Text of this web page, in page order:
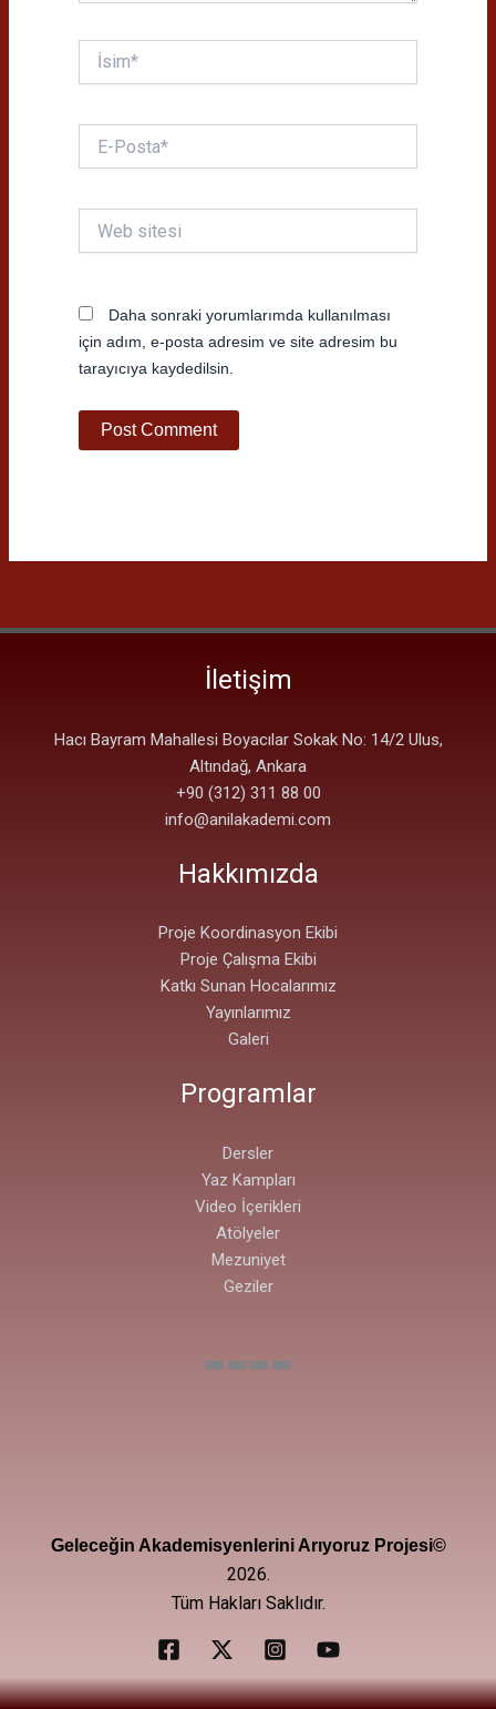
İsim*
Posta*
sitesi
Daha sonraki yorumlarımda kullanılması
için adım, e-posta adresim ve site adresim bu
tarayıcıya kaydedilsin.
İletişim
Hacı Bayram Mahallesi Boyacılar Sokak No: 14/2 Ulus,
Altındağ, Ankara
+90 (312) 311 88 00
info@anilakademi.com
Hakkımızda
Proje Koordinasyon Ekibi
Proje Çalışma Ekibi
Katkı Sunan Hocalarımız
Yayınlarımız
Galeri
Programlar
Dersler
Yaz Kampları
Video İçerikleri
Atölyeler
Mezuniyet
Geziler
Geleceğin Akademisyenlerini Arıyoruz Projesi©
2026.
Tüm Hakları Saklıdır.